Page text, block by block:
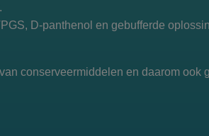
D-panthenol en gebufferde
conserveermiddelen en daarom ook